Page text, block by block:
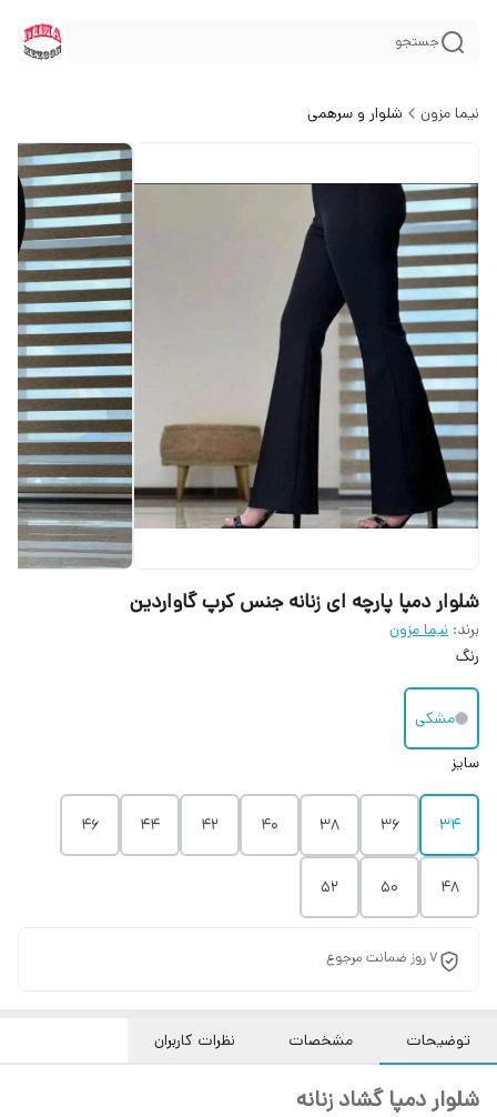
جستجو
نیما مزون شلوار و سرهمی
شلوار دمپا پارچه ای زنانه جنس کرپ گاواردین
برند: نیما مزون
رنگ
مشکی
سایز
۳۴ ۳۶ ۳۸ ۴۰ ۴۲ ۴۴ ۴۶
۴۸ ۵۰ ۵۲
۷ روز ضمانت مرجوع
توضیحات مشخصات نظرات کاربران
شلوار دمپا گشاد زنانه